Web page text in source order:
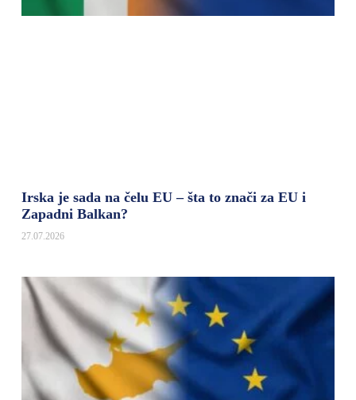
Irska je sada na čelu EU – šta to znači za EU i
Zapadni Balkan?
27.07.2026